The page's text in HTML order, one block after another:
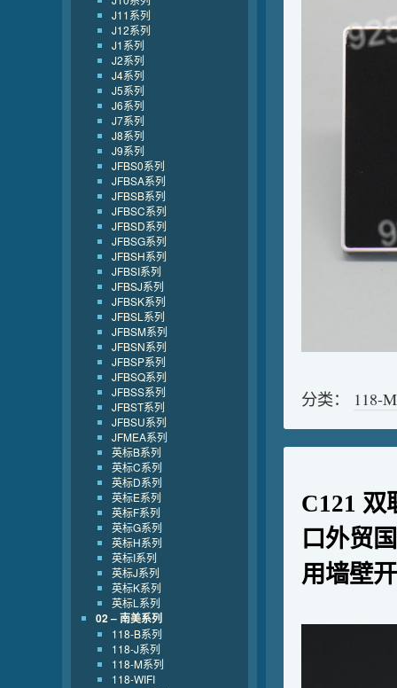
分类： 118-
C121 双
口外贸
用墙壁
J11系列
J12系列
J1系列
J2系列
J4系列
J5系列
J6系列
J7系列
J8系列
J9系列
JFBS0系列
JFBSA系列
JFBSB系列
JFBSC系列
JFBSD系列
JFBSG系列
JFBSH系列
JFBSI系列
JFBSJ系列
JFBSK系列
JFBSL系列
JFBSM系列
JFBSN系列
JFBSP系列
JFBSQ系列
JFBSS系列
JFBST系列
JFBSU系列
JFMEA系列
英标B系列
英标C系列
英标D系列
英标E系列
英标F系列
英标G系列
英标H系列
英标I系列
英标J系列
英标K系列
英标L系列
02 – 南美系列
118-B系列
118-J系列
118-M系列
118-WIFI